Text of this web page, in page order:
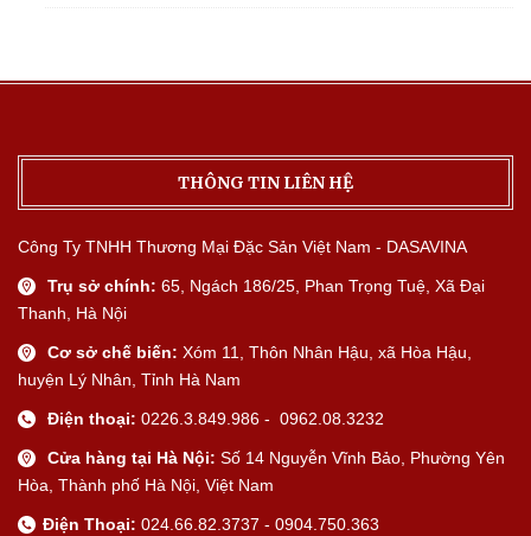
THÔNG TIN LIÊN HỆ
Công Ty TNHH Thương Mại Đặc Sản Việt Nam - DASAVINA
Trụ sở chính: 65, Ngách 186/25, Phan Trọng Tuệ, Xã Đại
Thanh, Hà Nội
Cơ sở chế biến: Xóm 11, Thôn Nhân Hậu, xã Hòa Hậu,
huyện Lý Nhân, Tỉnh Hà Nam
Điện thoại: 0226.3.849.986 - 0962.08.3232
Cửa hàng tại Hà Nội: Số 14 Nguyễn Vĩnh Bảo, Phường Yên
Hòa, Thành phố Hà Nội, Việt Nam
Điện Thoại: 024.66.82.3737 - 0904.750.363